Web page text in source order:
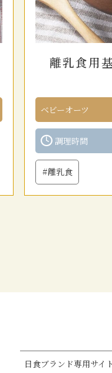
離乳食用
ベビーオーツ
調理時間
#離乳食
日食ブランド専用サイト